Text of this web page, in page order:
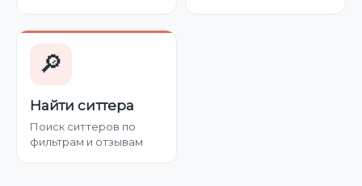
🔎
Найти ситтера
Поиск ситтеров по
фильтрам и отзывам